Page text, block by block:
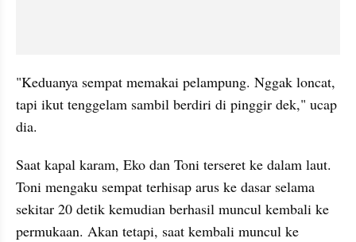
"Keduanya sempat memakai pelampung. Nggak loncat,
tapi ikut tenggelam sambil berdiri di pinggir dek," ucap
dia.
Saat kapal karam, Eko dan Toni terseret ke dalam laut.
Toni mengaku sempat terhisap arus ke dasar selama
sekitar 20 detik kemudian berhasil muncul kembali ke
permukaan. Akan tetapi, saat kembali muncul ke